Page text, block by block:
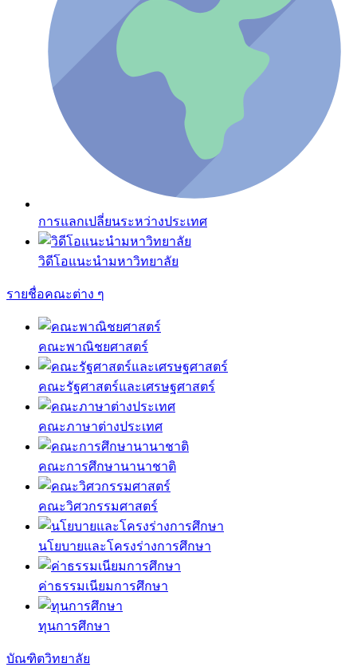
การแลกเปลี่ยนระหว่างประเทศ
วิดีโอแนะนำมหาวิทยาลัย
รายชื่อคณะต่าง ๆ
คณะพาณิชยศาสตร์
คณะรัฐศาสตร์และเศรษฐศาสตร์
คณะภาษาต่างประเทศ
คณะการศึกษานานาชาติ
คณะวิศวกรรมศาสตร์
นโยบายและโครงร่างการศึกษา
ค่าธรรมเนียมการศึกษา
ทุนการศึกษา
บัณฑิตวิทยาลัย